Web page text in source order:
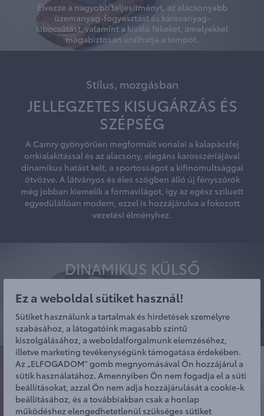
Élvezze a nagyobb teljesítményt, az alacsonyabb
üzemanyag-fogyasztást és károsanyag-
kibocsátást, valamint a kiváló fékeket, amelyekkel
magabiztosan uralhatja a tempót.
Stílus, mozgásban
JELLEGZETES KISUGÁRZÁS ÉS
SZÉPSÉG
A Camry gyönyörűen megformált vonalai a kalapácsfej
orrkialakítással és az alacsony, elegáns karosszériájával
dinamikus hatást kelt, a sportosságot a kifinomultsággal
ötvözve. A látványos és éles szögben álló új fényszórók
még jobban kiemelik a formavilágot, így az egész sziluett
egyedülállóan modern, ezzel is hozzájárulva a fokozott
vezetési élményhez.
DINAMIKUS KÜLSŐ
A Camry erőtől duzzadó, karakteres vonalvezetését
a karosszéria és a tető hátsó részének
alacsonyabbra húzása határozza meg, ami kétség
kívül magabiztos benyomást kelt.
Ez a weboldal sütiket használ!
Sütiket használunk a tartalmak és hirdetések személyre
szabásához, a látogatóink magasabb szintű
kiszolgálásához, a weboldalforgalmunk elemzéséhez,
illetve marketing tevékenységünk támogatása érdekében.
Az „ELFOGADOM” gomb megnyomásával Ön hozzájárul a
sütik használatához. Amennyiben Ön nem fogadja el a süti
beállításokat, azzal Ön nem adja hozzájárulását a cookie-k
beállításához, és a továbbiakban csak a honlap
működéshez elengedhetetlenül szükséges sütiket